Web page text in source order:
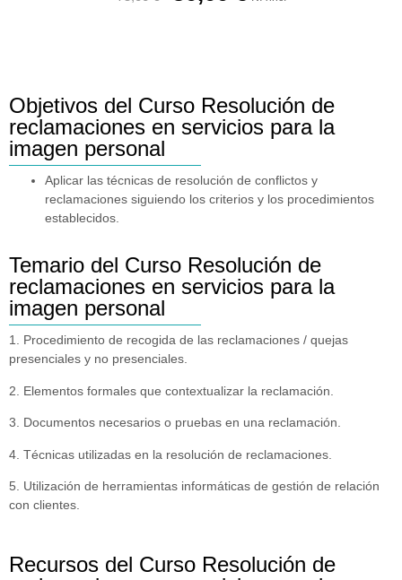
Objetivos del Curso Resolución de
reclamaciones en servicios para la
imagen personal
Aplicar las técnicas de resolución de conflictos y
reclamaciones siguiendo los criterios y los procedimientos
establecidos.
Temario del Curso Resolución de
reclamaciones en servicios para la
imagen personal
1. Procedimiento de recogida de las reclamaciones / quejas
presenciales y no presenciales.
2. Elementos formales que contextualizar la reclamación.
3. Documentos necesarios o pruebas en una reclamación.
4. Técnicas utilizadas en la resolución de reclamaciones.
5. Utilización de herramientas informáticas de gestión de relación
con clientes.
Recursos del Curso Resolución de